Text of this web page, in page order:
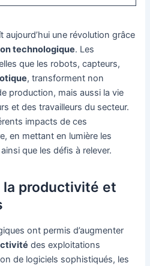
aujourd’hui une révolution grâce
technologique. Les
que les robots, capteurs,
, transforment non
production, mais aussi la vie
et des travailleurs du secteur.
impacts de ces
en mettant en lumière les
que les défis à relever.
productivité et
ont permis d’augmenter
des exploitations
de logiciels sophistiqués, les